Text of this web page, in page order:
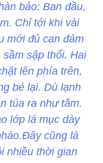
bảo: Ban đầu,
Chỉ tới khi vài
mới đủ can đảm
sập thổi. Hai
lên phía trên,
bé lại. Dù lạnh
túa ra như tắm.
lớp lá mục dày
cũng là
nhiều thời gian